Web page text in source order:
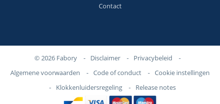
Contact
© 2026 Fabory - Disclaimer - Privacybeleid
-
Algemene voorwaarden
- Code of conduct - Cookie instellingen
-
Klokkenluidersregeling - Release notes